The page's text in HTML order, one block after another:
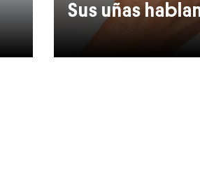
Sus uñas